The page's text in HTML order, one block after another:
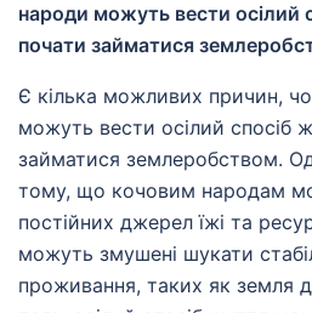
народи можуть вести осілий
почати займатися
Є кілька можливих причин,
можуть вести осілий спосіб
займатися землеробством.
тому, що кочовим народам
постійних джерел їжі та
можуть змушені шукати
проживання, таких як земля